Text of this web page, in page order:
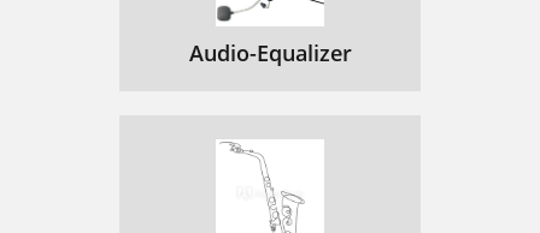
Audio-Equalizer